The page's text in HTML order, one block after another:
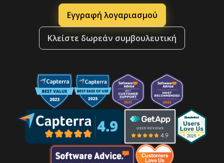
Εγγραφή λογαριασμού
Κλείστε δωρεάν συμβουλευτική